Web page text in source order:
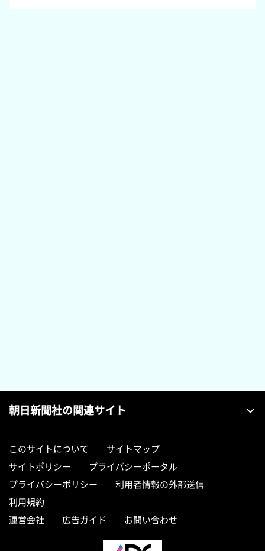
朝日新聞社の関連サイト
このサイトについて
サイトマップ
サイトポリシー
プライバシーポータル
プライバシーポリシー
利用者情報の外部送信
利用規約
運営会社
広告ガイド お問い合わせ